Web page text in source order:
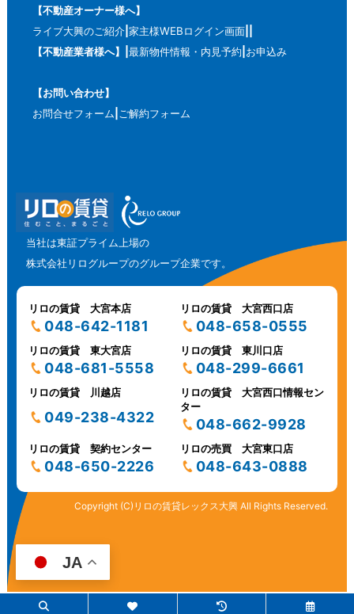
【不動産オーナー様へ】
ライブ大興のご紹介 家主様WEBログイン画面
【不動産業者様へ】
最新物件情報・内見予約 お申込み
【お問い合わせ】
お問合せフォーム ご解約フォーム
当社は東証プライム上場の
株式会社リログループのグループ企業です。
リロの賃貸 大宮本店
048-642-1181
リロの賃貸 大宮西口店
048-658-0555
リロの賃貸 東大宮店
048-681-5558
リロの賃貸 東川口店
048-299-6661
リロの賃貸 川越店
049-238-4322
リロの賃貸 大宮西口情報セン
ター
048-662-9928
リロの賃貸 契約センター
048-650-2226
リロの売買 大宮東口店
048-643-0888
Copyright (C)リロの賃貸レックス大興 All Rights Reserved.
JA